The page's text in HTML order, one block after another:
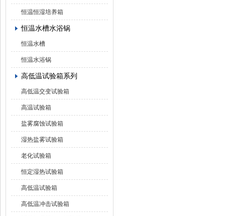
恒温恒湿培养箱
恒温水槽水浴锅
恒温水槽
恒温水浴锅
高低温试验箱系列
高低温交变试验箱
高温试验箱
盐雾腐蚀试验箱
湿热盐雾试验箱
老化试验箱
恒定湿热试验箱
高低温试验箱
高低温冲击试验箱